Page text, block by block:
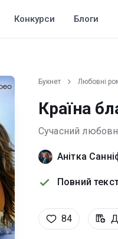
Конкурси Блоги
Букнет Любовні
Країна
Сучасний
Анітка
Повний текст
84